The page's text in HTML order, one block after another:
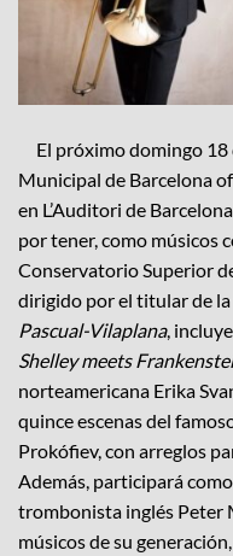
El próximo domingo 18
Municipal de Barcelona
en L’Auditori de
por tener, como músicos
Conservatorio Superior
dirigido por el titular de
Pascual-Vilaplana,
Shelley meets
norteamericana Erika
quince escenas del
Prokófiev, con arreglos
Además, participará
trombonista inglés Peter
músicos de su